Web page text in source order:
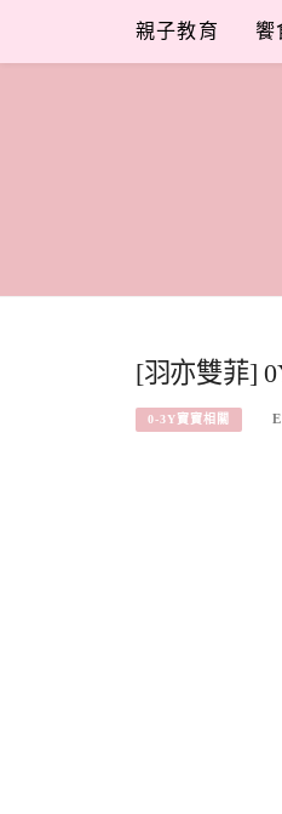
content
親子教育 饗
[羽亦雙菲]
0-3Y寶寶相關